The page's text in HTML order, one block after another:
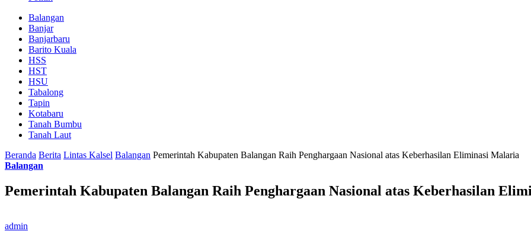
Balangan
Banjar
Banjarbaru
Barito Kuala
HSS
HST
HSU
Tabalong
Tapin
Kotabaru
Tanah Bumbu
Tanah Laut
Beranda Berita Lintas Kalsel Balangan Pemerintah Kabupaten Balangan Raih Penghargaan Nasional atas Keberhasilan Eliminasi Malaria
Balangan
Pemerintah Kabupaten Balangan Raih Penghargaan Nasional atas Keberhasilan
admin